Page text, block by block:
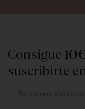
Consigue
suscribirte